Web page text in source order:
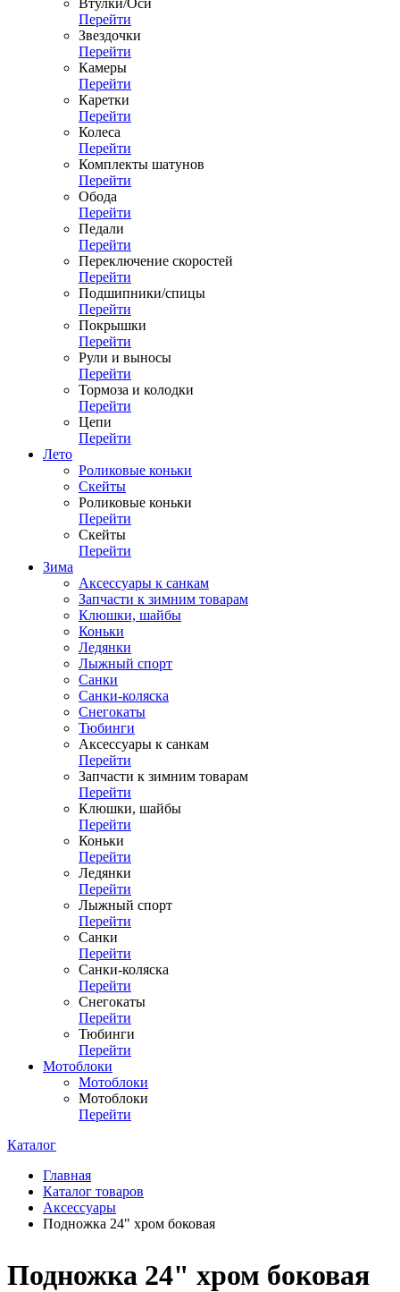
Втулки/Оси
Перейти
Звездочки
Перейти
Камеры
Перейти
Каретки
Перейти
Колеса
Перейти
Комплекты шатунов
Перейти
Обода
Перейти
Педали
Перейти
Переключение скоростей
Перейти
Подшипники/спицы
Перейти
Покрышки
Перейти
Рули и выносы
Перейти
Тормоза и колодки
Перейти
Цепи
Перейти
Лето
Роликовые коньки
Скейты
Роликовые коньки
Перейти
Скейты
Перейти
Зима
Аксессуары к санкам
Запчасти к зимним товарам
Клюшки, шайбы
Коньки
Ледянки
Лыжный спорт
Санки
Санки-коляска
Снегокаты
Тюбинги
Аксессуары к санкам
Перейти
Запчасти к зимним товарам
Перейти
Клюшки, шайбы
Перейти
Коньки
Перейти
Ледянки
Перейти
Лыжный спорт
Перейти
Санки
Перейти
Санки-коляска
Перейти
Снегокаты
Перейти
Тюбинги
Перейти
Мотоблоки
Мотоблоки
Мотоблоки
Перейти
Каталог
Главная
Каталог товаров
Аксессуары
Подножка 24" хром боковая
Подножка 24" хром боковая